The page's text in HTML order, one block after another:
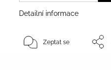
Detailní informace
Zeptat se